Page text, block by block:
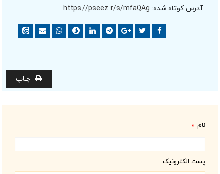
آدرس کوتاه شده: https://pseez.ir/s/mfaQAg
چـاپ
نام *
پست الکترونیک